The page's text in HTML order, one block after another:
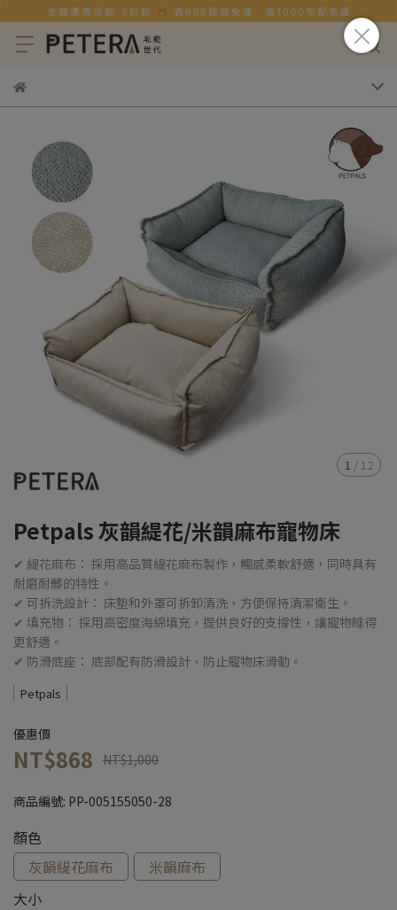
1 / 12
Petpals 灰韻緹花/米韻麻布寵物床
✔ 緹花麻布： 採用高品質緹花麻布製作，觸感柔軟舒適，同時具有
耐磨耐髒的特性。
✔ 可拆洗設計： 床墊和外罩可拆卸清洗，方便保持清潔衛生。
✔ 填充物： 採用高密度海綿填充，提供良好的支撐性，讓寵物睡得
更舒適。
✔ 防滑底座： 底部配有防滑設計，防止寵物床滑動。
Petpals
優惠價
NT$868 NT$1,000
商品編號: PP-005155050-28
顏色
灰韻緹花麻布
米韻麻布
大小